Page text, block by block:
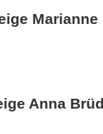
Marianne
Anna